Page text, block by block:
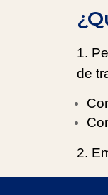
1.
de
2.